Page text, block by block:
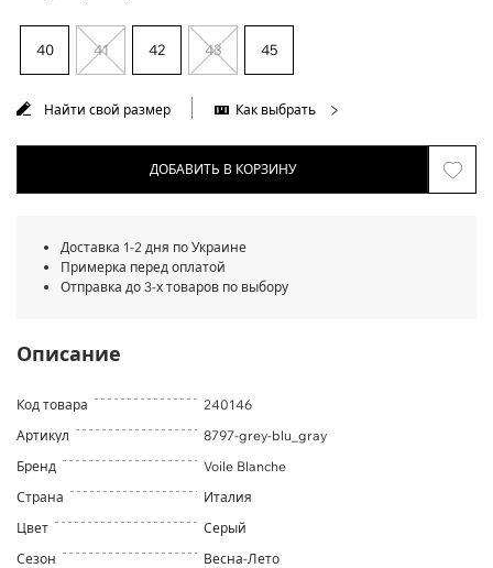
40 41 42 43 45
Найти свой размер Как выбрать
ДОБАВИТЬ В КОРЗИНУ
Доставка 1-2 дня по Украине
Примерка перед оплатой
Отправка до 3-х товаров по выбору
Описание
Код товара
240146
Артикул
8797-grey-blu_gray
Бренд
Voile Blanche
Страна
Италия
Цвет
Серый
Сезон
Весна-Лето